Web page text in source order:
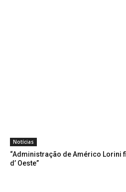
Notícias
“Administração de Américo Lorini
d’ Oeste”